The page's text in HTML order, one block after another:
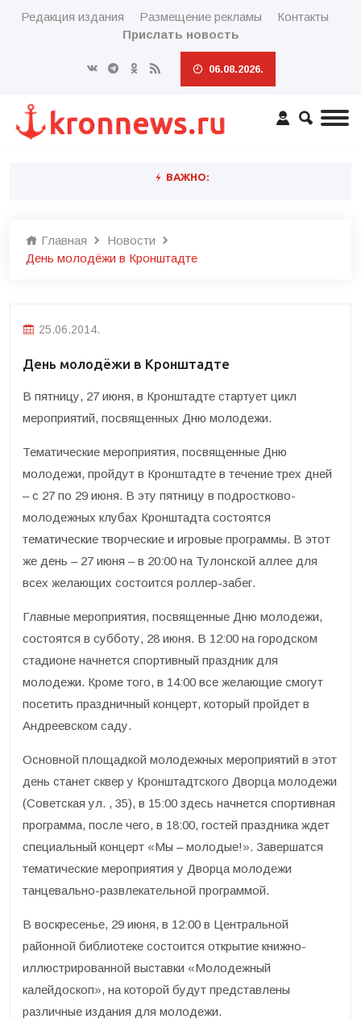
Редакция издания Размещение рекламы
Контакты
Прислать новость
06.08.2026.
ВАЖНО:
Главная
Новости
День молодёжи в Кронштадте
25.06.2014.
День молодёжи в Кронштадте
В пятницу, 27 июня, в Кронштадте стартует цикл
мероприятий, посвященных Дню молодежи.
Тематические мероприятия, посвященные Дню
молодежи, пройдут в Кронштадте в течение трех дней
– с 27 по 29 июня. В эту пятницу в подростково-
молодежных клубах Кронштадта состоятся
тематические творческие и игровые программы. В этот
же день – 27 июня – в 20:00 на Тулонской аллее для
всех желающих состоится роллер-забег.
Главные мероприятия, посвященные Дню молодежи,
состоятся в субботу, 28 июня. В 12:00 на городском
стадионе начнется спортивный праздник для
молодежи. Кроме того, в 14:00 все желающие смогут
посетить праздничный концерт, который пройдет в
Андреевском саду.
Основной площадкой молодежных мероприятий в этот
день станет сквер у Кронштадтского Дворца молодежи
(Советская ул. , 35), в 15:00 здесь начнется спортивная
программа, после чего, в 18:00, гостей праздника ждет
специальный концерт «Мы – молодые!». Завершатся
тематические мероприятия у Дворца молодежи
танцевально-развлекательной программой.
В воскресенье, 29 июня, в 12:00 в Центральной
районной библиотеке состоится открытие книжно-
иллюстрированной выставки «Молодежный
калейдоскоп», на которой будут представлены
различные издания для молодежи.